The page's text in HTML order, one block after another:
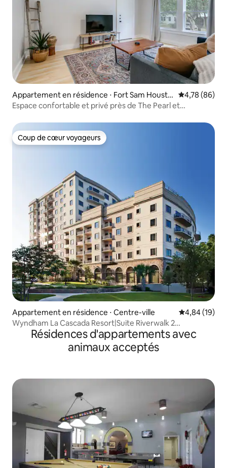
Appartement en résidence ⋅ Fort Sam Housto
n
Évaluation
4,78 (86)
Espace confortable et privé près de The Pearl et
Coup de cœur voyageurs
Coup de cœur voyageurs
Appartement en résidence ⋅ Centre-ville Évaluation
4,84 (19)
Wyndham La Cascada Resort|Suite Riverwalk 2
chambres/2 salles de bain
Résidences d'appartements avec
animaux acceptés